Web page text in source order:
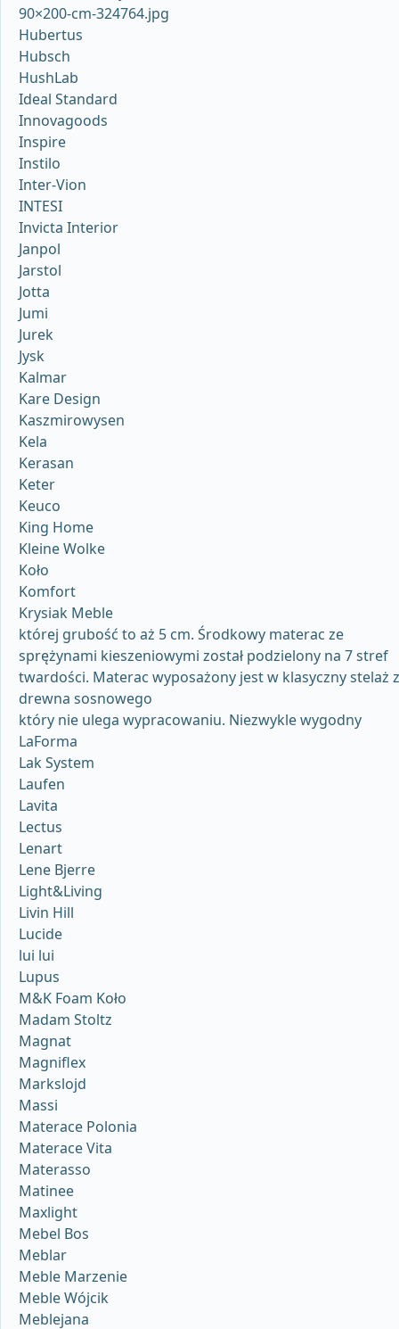
90×200-cm-324764.jpg
Hubertus
Hubsch
HushLab
Ideal Standard
Innovagoods
Inspire
Instilo
Inter-Vion
INTESI
Invicta Interior
Janpol
Jarstol
Jotta
Jumi
Jurek
Jysk
Kalmar
Kare Design
Kaszmirowysen
Kela
Kerasan
Keter
Keuco
King Home
Kleine Wolke
Koło
Komfort
Krysiak Meble
której grubość to aż 5 cm. Środkowy materac ze
sprężynami kieszeniowymi został podzielony na 7 stref
twardości. Materac wyposażony jest w klasyczny stelaż z
drewna sosnowego
który nie ulega wypracowaniu. Niezwykle wygodny
LaForma
Lak System
Laufen
Lavita
Lectus
Lenart
Lene Bjerre
Light&Living
Livin Hill
Lucide
lui lui
Lupus
M&K Foam Koło
Madam Stoltz
Magnat
Magniflex
Markslojd
Massi
Materace Polonia
Materace Vita
Materasso
Matinee
Maxlight
Mebel Bos
Meblar
Meble Marzenie
Meble Wójcik
Meblejana